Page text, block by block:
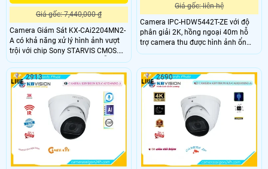
Giá gốc: 7,440,000 ₫
Camera Giám Sát KX-CAi2204MN2-
A có khả năng xử lý hình ảnh vượt
trội với chip Sony STARVIS CMOS.
Đặc biệt, hình ảnh ban đêm vẫn cực
kỳ sắc nét nhờ công nghệ Hồng
Ngoại 40m. Với công nghệ hình ảnh
IP, camera đem lại chất lượng hình
ảnh sắc nét đến 2.0 MP
Giá gốc: liên hệ
Camera IPC-HDW5442T-ZE với độ
phân giải 2K, hồng ngoại 40m hỗ
trợ camera thu được hình ảnh ổn
định trong môi trường thiếu sáng.
năng phân tích thông minh như IVS,
phát hiện khuôn mặt thuật toán học
sâu, tăng cường khả năng giám sát.
2913 2690